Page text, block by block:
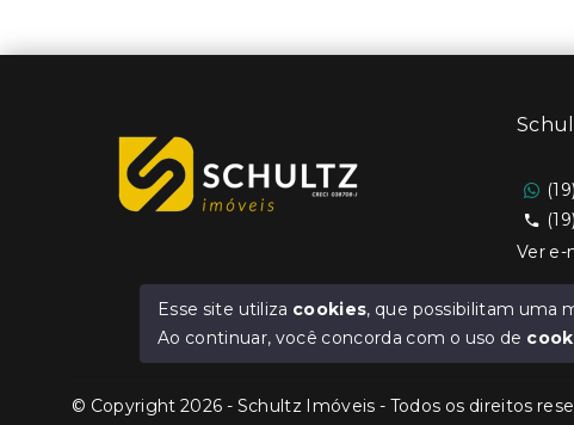
Ver e-
© Copyright 2026 - Schultz Imóveis - Todos os direitos
Esse site utiliza cookies, que possibilitam uma
Ao continuar, você concorda com o uso de